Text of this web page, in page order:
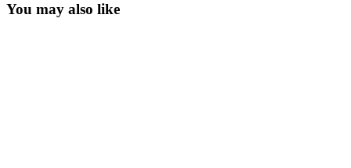
You may also like